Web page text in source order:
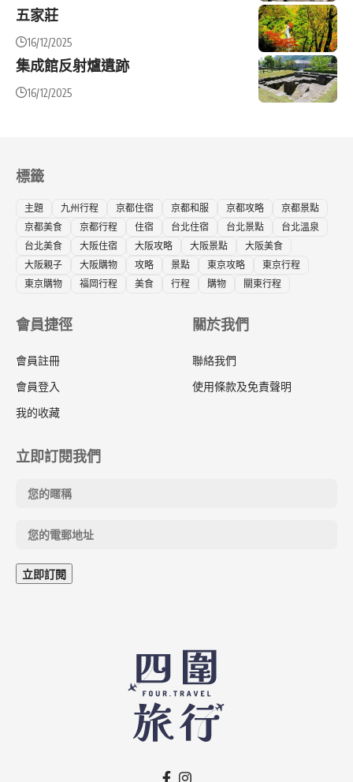
五家莊
16/12/2025
集成館反射爐遺跡
16/12/2025
標籤
主題 九州行程 京都住宿 京都和服 京都攻略
京都景點
京都美食
京都行程 住宿 台北住宿 台北景點
台北溫泉
台北美食
大阪住宿 大阪攻略 大阪景點
大阪美食
大阪親子
大阪購物 攻略 景點 東京攻略
東京行程
東京購物
福岡行程 美食 行程 購物 關東行程
會員捷徑
會員註冊
會員登入
我的收藏
關於我們
聯絡我們
使用條款及免責聲明
立即訂閱我們